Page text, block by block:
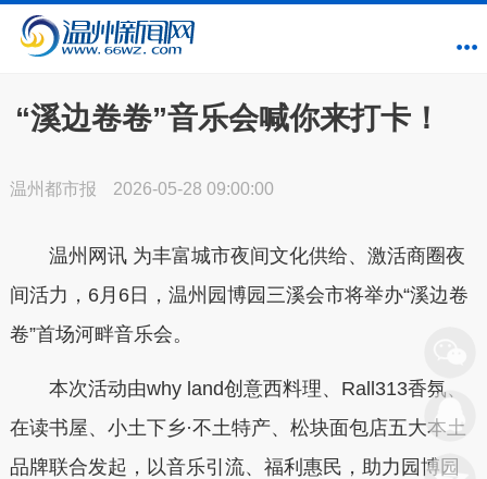
“溪边卷卷”音乐会喊你来打卡！
温州都市报 2026-05-28 09:00:00
温州网讯 为丰富城市夜间文化供给、激活商圈夜
间活力，6月6日，温州园博园三溪会市将举办“溪边卷
卷”首场河畔音乐会。
本次活动由why land创意西料理、Rall313香氛、
在读书屋、小土下乡·不土特产、松块面包店五大本土
品牌联合发起，以音乐引流、福利惠民，助力园博园